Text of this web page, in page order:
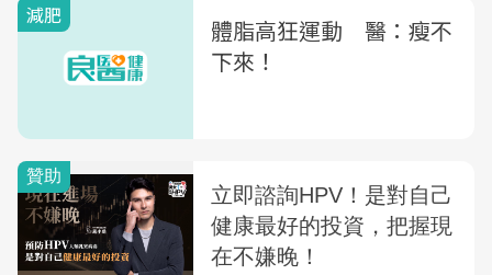
減肥
體脂高狂運動 醫：瘦不
下來！